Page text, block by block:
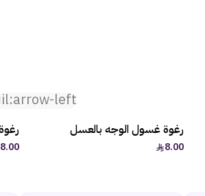
left
رغوة غسول الوجه بالعسل
8.00
8.00